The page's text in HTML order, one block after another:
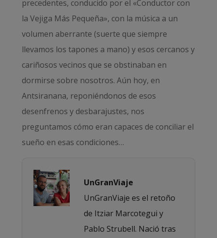
precedentes, conducido por el «Conductor con
la Vejiga Más Pequeña», con la música a un
volumen aberrante (suerte que siempre
llevamos los tapones a mano) y esos cercanos y
cariñosos vecinos que se obstinaban en
dormirse sobre nosotros. Aún hoy, en
Antsiranana, reponiéndonos de esos
desenfrenos y desbarajustes, nos
preguntamos cómo eran capaces de conciliar el
sueño en esas condiciones…
UnGranViaje
UnGranViaje es el retoño
de Itziar Marcotegui y
Pablo Strubell. Nació tras